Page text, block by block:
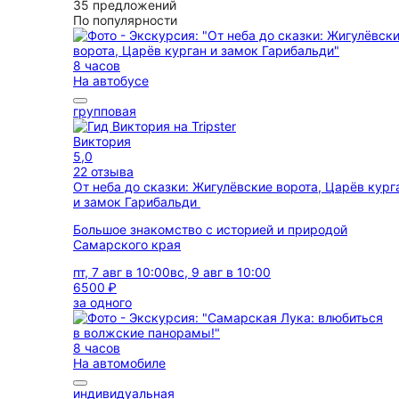
35 предложений
По популярности
8 часов
На автобусе
групповая
Виктория
5,0
22 отзыва
От неба до сказки: Жигулёвские ворота, Царёв
и замок Гарибальди
Большое знакомство с историей и природой
Самарского края
пт, 7 авг в 10:00вс, 9 авг в 10:00
6500 ₽
за одного
8 часов
На автомобиле
индивидуальная